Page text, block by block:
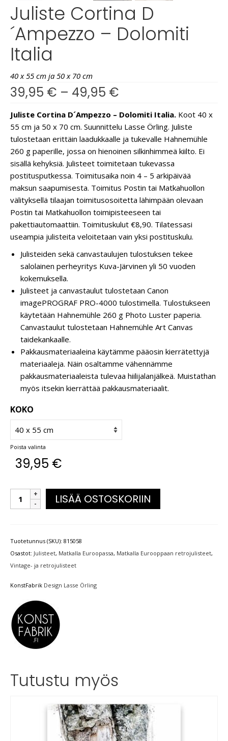
Juliste Cortina D
´Ampezzo – Dolomiti
Italia
40 x 55 cm ja 50 x 70 cm
39,95 € – 49,95 €
Juliste Cortina D´Ampezzo – Dolomiti Italia. Koot 40 x
55 cm ja 50 x 70 cm. Suunnittelu Lasse Örling. Juliste
tulostetaan erittäin laadukkaalle ja tukevalle Hahnemühle
260 g paperille, jossa on hienoinen silkinhimmeä kiilto. Ei
sisällä kehyksiä. Julisteet toimitetaan tukevassa
postitusputkessa. Toimitusaika noin 4 – 5 arkipäivää
maksun saapumisesta. Toimitus Postin tai Matkahuollon
välityksellä tilaajan toimitusosoitetta lähimpään olevaan
Postin tai Matkahuollon toimipisteeseen tai
pakettiautomaattiin. Toimituskulut €8,90. Tilatessasi
useampia julisteita veloitetaan vain yksi postituskulu.
Julisteiden sekä canvastaulujen tulostuksen tekee
salolainen perheyritys Kuva-Järvinen yli 50 vuoden
kokemuksella.
Julisteet ja canvastaulut tulostetaan Canon
imagePROGRAF PRO-4000 tulostimella. Tulostukseen
käytetään Hahnemühle 260 g Photo Luster paperia.
Canvastaulut tulostetaan Hahnemühle Art Canvas
taidekankaalle.
Pakkausmateriaaleina käytämme pääosin kierrätettyjä
materiaaleja. Näin osaltamme vähennämme
pakkausmateriaaleista tulevaa hiilijalanjälkeä. Muistathan
myös itsekin kierrättää pakkausmateriaalit.
KOKO
Poista valinta
39,95 €
LISÄÄ OSTOSKORIIN
Tuotetunnus (SKU): 815058
Osastot: Julisteet, Matkalla Euroopassa, Matkalla Eurooppaan retrojulisteet,
Vintage- ja retrojulisteet
KonstFabrik Design Lasse Örling
Tutustu myös